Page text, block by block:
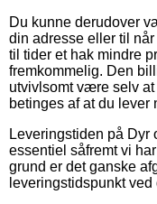
Du kunne derudover
din adresse eller til
til tider et hak mindre
fremkommelig. Den
utvivlsomt være selv
betinges af at du
Leveringstiden på Dyr
essentiel såfremt vi
grund er det ganske
leveringstidspunkt